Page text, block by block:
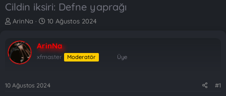
Cildin iksiri: Defne yaprağı
K
b
y
b
ArinNa
B
l
a
ı
10 Ağustos 2024
ArinNa
xfmaster Moderatör Üye
10 Ağustos 2024 #1